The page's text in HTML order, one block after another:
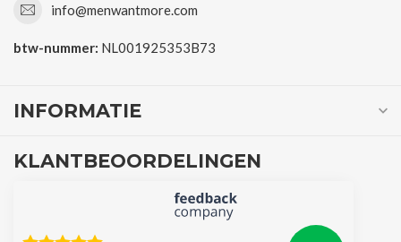
info@menwantmore.com
btw-nummer: NL001925353B73
INFORMATIE
KLANTBEOORDELINGEN